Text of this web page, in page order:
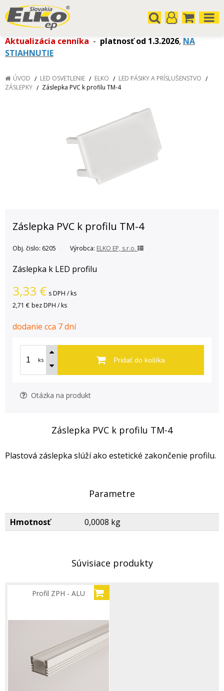
Aktualizácia cenníka - platnosť od 1.3.2026, NA
STIAHNUTIE
ÚVOD LED OSVETLENIE ELKO
LED PÁSIKY A PRÍSLUŠENSTVO
ZÁSLEPKY
Záslepka PVC k profilu TM-4
Záslepka PVC k profilu TM-4
Obj. čislo: 6205 Výrobca: ELKO EP, s.r.o.
Záslepka k LED profilu
3,33 € s DPH / ks
2,71 € bez DPH / ks
dodanie cca 7 dní
ks Pridať do košíka
Otázka na produkt
Záslepka PVC k profilu TM-4
Plastová záslepka slúží ako estetické zakončenie profilu.
Parametre
Hmotnosť 0,0008 kg
Súvisiace produkty
Profil ZPH - ALU